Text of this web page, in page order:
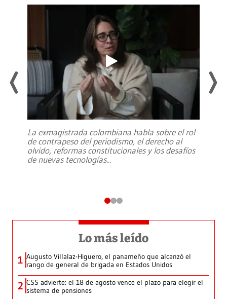
La exmagistrada colombiana habla sobre el rol
de contrapeso del periodismo, el derecho al
olvido, reformas constitucionales y los desafíos
de nuevas tecnologías...
Lo más leído
1 Augusto Villalaz-Higuero, el panameño que alcanzó el
rango de general de brigada en Estados Unidos
2 CSS advierte: el 18 de agosto vence el plazo para elegir el
sistema de pensiones